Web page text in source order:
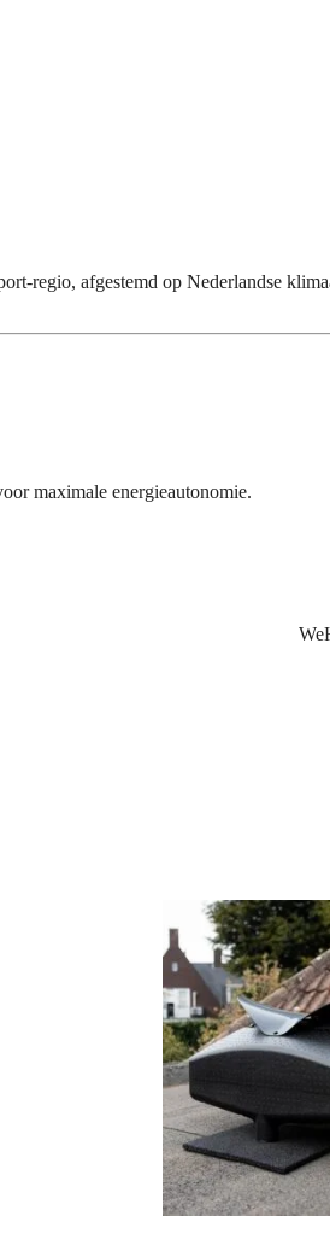
regio, afgestemd op Nederlandse
maximale energieautonomie.